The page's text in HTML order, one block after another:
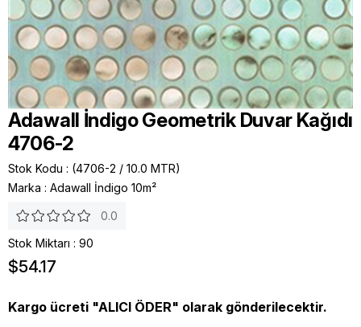
Adawall İndigo Geometrik Duvar Kağıdı
4706-2
Stok Kodu
(4706-2 / 10.0 MTR)
Marka : Adawall İndigo 10m²
0.0
Stok Miktarı : 90
$54.17
Kargo ücreti "ALICI ÖDER" olarak gönderilecektir.